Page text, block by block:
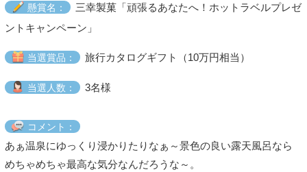
懸賞名：
三幸製菓「頑張るあなたへ！ホットラベルプレゼ
ントキャンペーン」
当選賞品： 旅行カタログギフト（10万円相当）
当選人数： 3名様
コメント：
あぁ温泉にゆっくり浸かりたりなぁ～景色の良い露天風呂なら
めちゃめちゃ最高な気分なんだろうな～。